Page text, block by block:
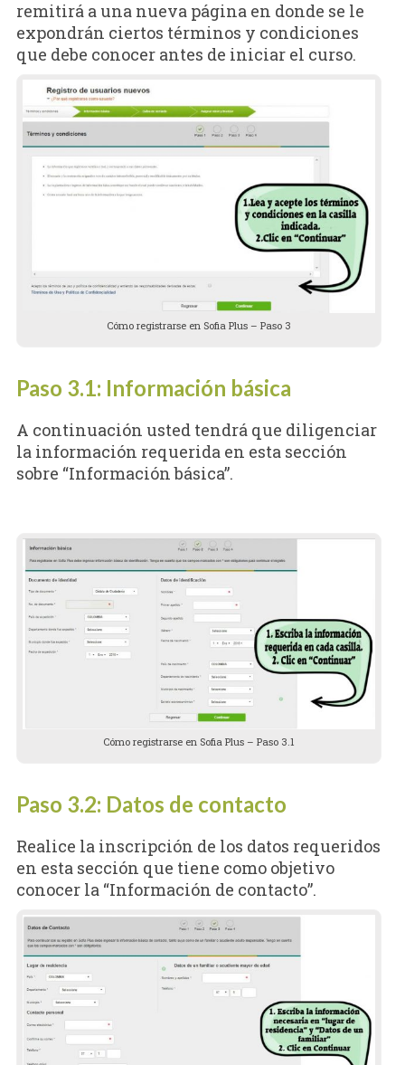
remitirá a una nueva página en donde se le
expondrán ciertos términos y condiciones
que debe conocer antes de iniciar el curso.
Cómo registrarse en Sofia Plus – Paso 3
Paso 3.1: Información básica
A continuación usted tendrá que diligenciar
la información requerida en esta sección
sobre “Información básica”.
Cómo registrarse en Sofia Plus – Paso 3.1
Paso 3.2: Datos de contacto
Realice la inscripción de los datos requeridos
en esta sección que tiene como objetivo
conocer la “Información de contacto”.